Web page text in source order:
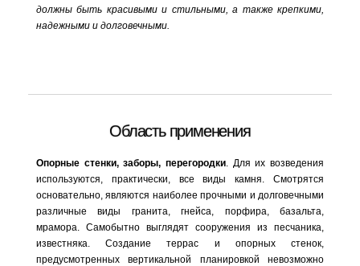
должны быть красивыми и стильными, а также крепкими,
надежными и долговечными.
Область применения
Опорные стенки, заборы, перегородки. Для их возведения
используются, практически, все виды камня. Смотрятся
основательно, являются наиболее прочными и долговечными
различные виды гранита, гнейса, порфира, базальта,
мрамора. Самобытно выглядят сооружения из песчаника,
известняка. Создание террас и опорных стенок,
предусмотренных вертикальной планировкой невозможно